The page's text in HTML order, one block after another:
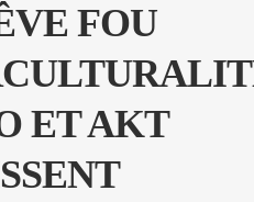
FOU
ET AKT